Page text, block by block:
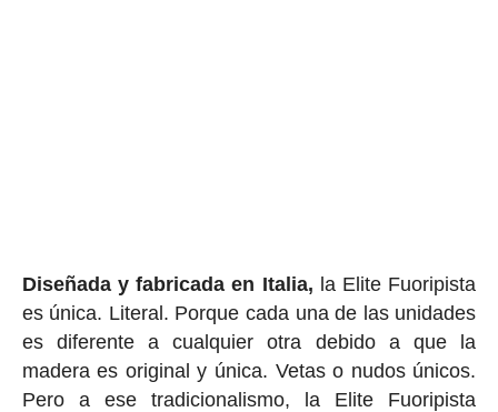
Diseñada y fabricada en Italia, la Elite Fuoripista
es única. Literal. Porque cada una de las unidades
es diferente a cualquier otra debido a que la
madera es original y única. Vetas o nudos únicos.
Pero a ese tradicionalismo, la Elite Fuoripista